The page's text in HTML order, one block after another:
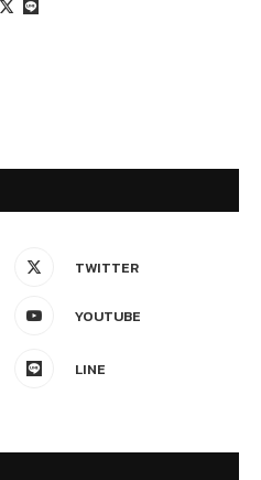
TWITTER
YOUTUBE
LINE